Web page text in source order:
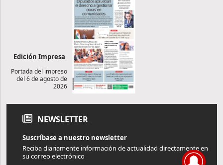
Edición Impresa
Portada del impreso
del 6 de agosto de
2026
NEWSLETTER
Suscríbase a nuestro newsletter
Reciba diariamente información de actualidad directamente en
su correo electrónico